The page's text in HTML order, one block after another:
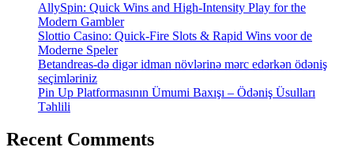
AllySpin: Quick Wins and High‑Intensity Play for the
Modern Gambler
Slottio Casino: Quick‑Fire Slots & Rapid Wins voor de
Moderne Speler
Betandreas-də digər idman növlərinə mərc edərkən ödəniş
seçimləriniz
Pin Up Platformasının Ümumi Baxışı – Ödəniş Üsulları
Təhlili
Recent Comments